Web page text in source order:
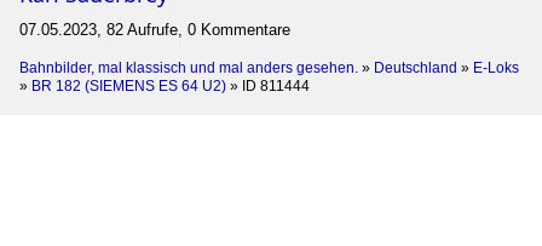
07.05.2023, 82 Aufrufe, 0 Kommentare
Bahnbilder, mal klassisch und mal anders gesehen. » Deutschland » E-Loks
» BR 182 (SIEMENS ES 64 U2) » ID 811444